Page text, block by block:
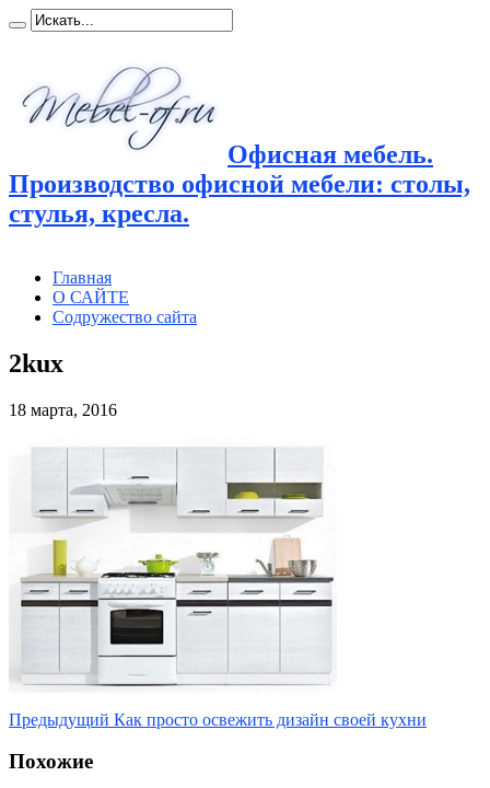
Офисная мебель.
Производство офисной мебели: столы,
стулья, кресла.
Главная
О САЙТЕ
Содружество сайта
2kux
18 марта, 2016
Предыдущий Как просто освежить дизайн своей кухни
Похожие